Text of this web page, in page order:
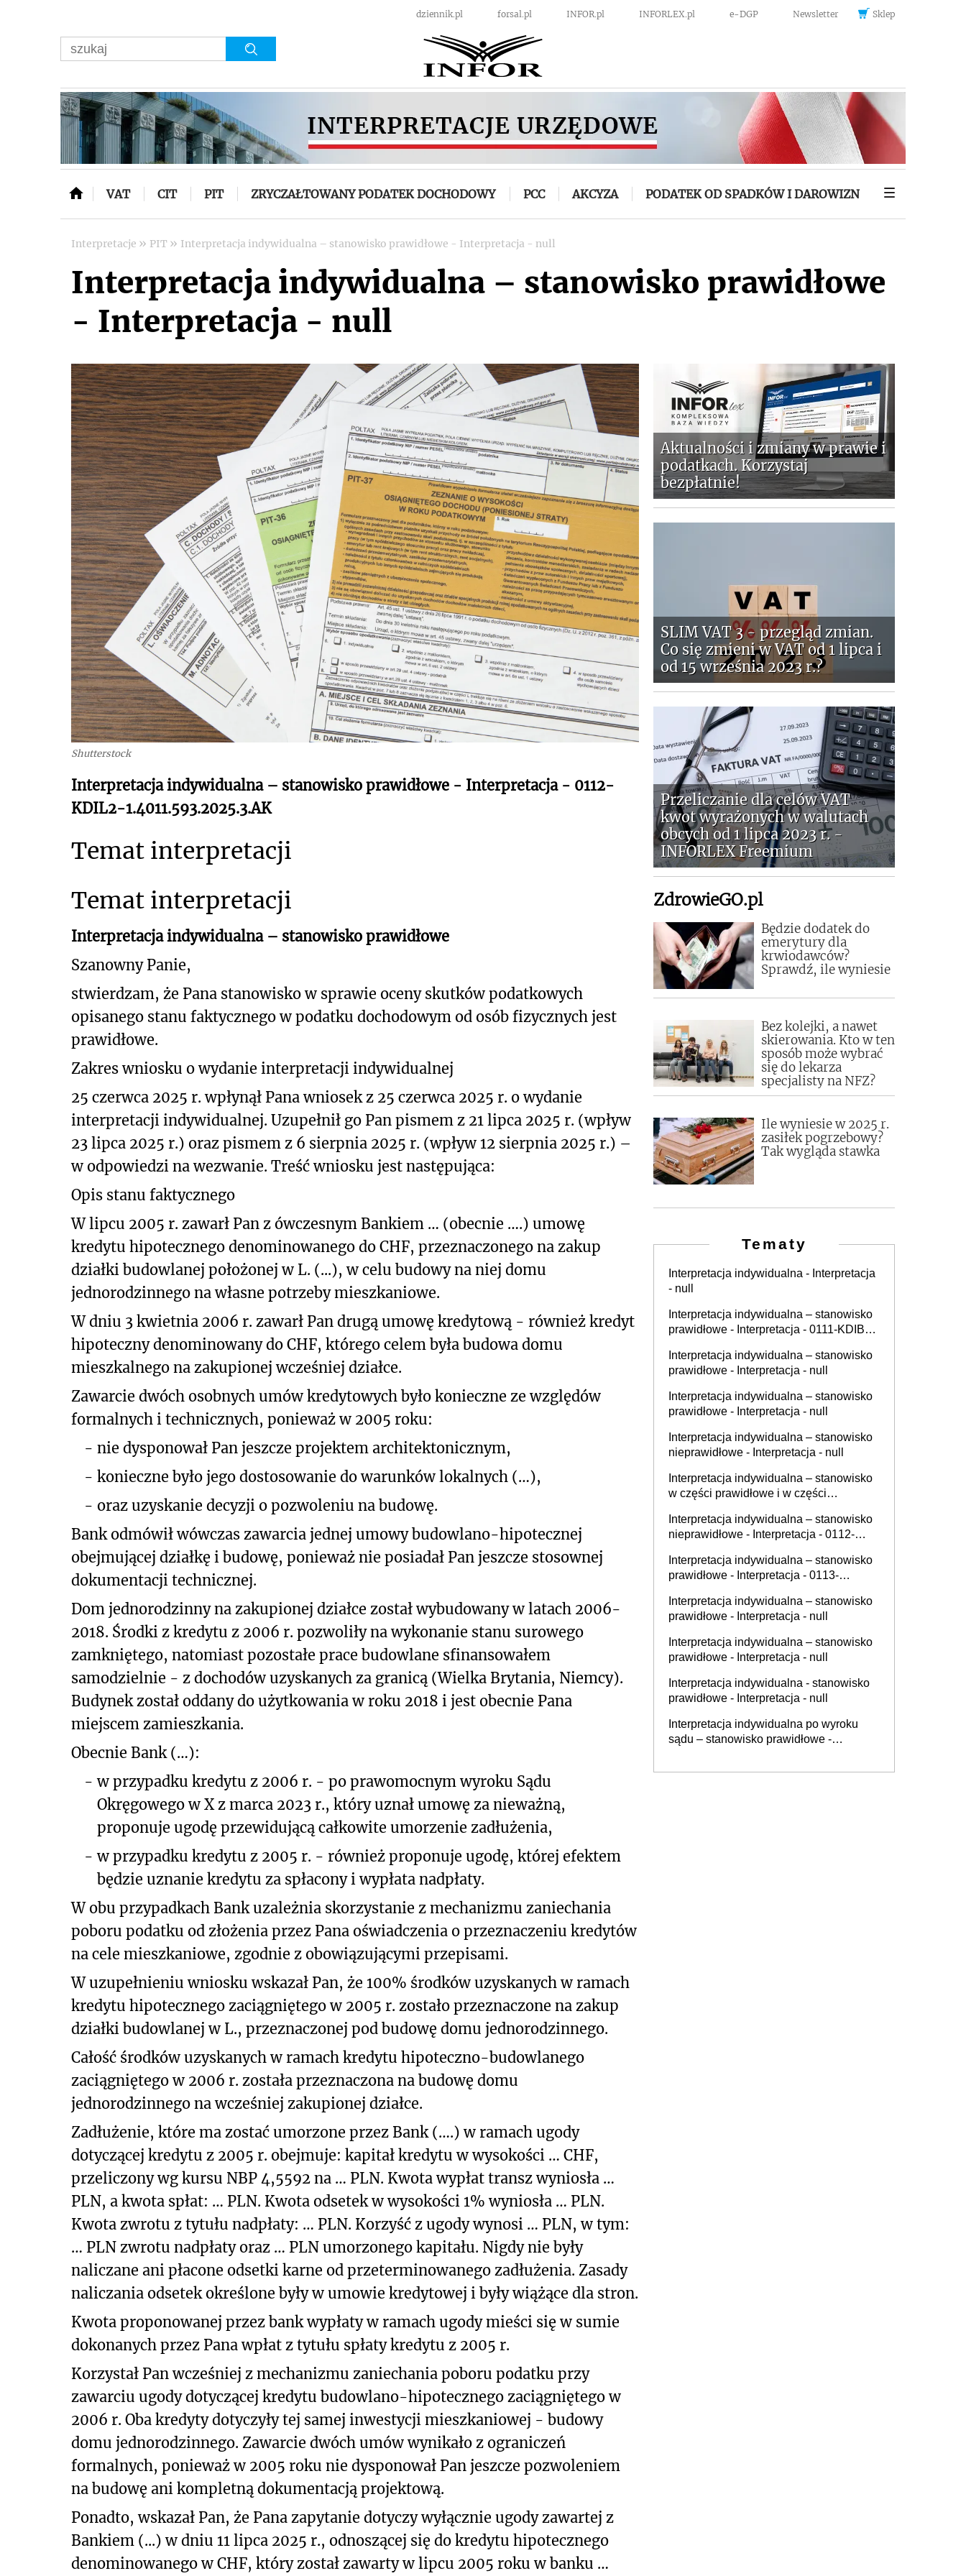
dziennik.pl forsal.pl INFOR.pl INFORLEX.pl e-DGP Newsletter Sklep
VAT CIT PIT ZRYCZAŁTOWANY PODATEK DOCHODOWY PCC AKCYZA PODATEK OD SPADKÓW I DAROWIZN
Interpretacje » PIT » Interpretacja indywidualna – stanowisko prawidłowe - Interpretacja - null
Interpretacja indywidualna – stanowisko prawidłowe
- Interpretacja - null
Shutterstock
Interpretacja indywidualna – stanowisko prawidłowe - Interpretacja - 0112-
KDIL2-1.4011.593.2025.3.AK
Temat interpretacji
Temat interpretacji
Interpretacja indywidualna – stanowisko prawidłowe
Szanowny Panie,
stwierdzam, że Pana stanowisko w sprawie oceny skutków podatkowych
opisanego stanu faktycznego w podatku dochodowym od osób fizycznych jest
prawidłowe.
Zakres wniosku o wydanie interpretacji indywidualnej
25 czerwca 2025 r. wpłynął Pana wniosek z 25 czerwca 2025 r. o wydanie
interpretacji indywidualnej. Uzupełnił go Pan pismem z 21 lipca 2025 r. (wpływ
23 lipca 2025 r.) oraz pismem z 6 sierpnia 2025 r. (wpływ 12 sierpnia 2025 r.) –
w odpowiedzi na wezwanie. Treść wniosku jest następująca:
Opis stanu faktycznego
W lipcu 2005 r. zawarł Pan z ówczesnym Bankiem … (obecnie ….) umowę
kredytu hipotecznego denominowanego do CHF, przeznaczonego na zakup
działki budowlanej położonej w L. (...), w celu budowy na niej domu
jednorodzinnego na własne potrzeby mieszkaniowe.
W dniu 3 kwietnia 2006 r. zawarł Pan drugą umowę kredytową - również kredyt
hipoteczny denominowany do CHF, którego celem była budowa domu
mieszkalnego na zakupionej wcześniej działce.
Zawarcie dwóch osobnych umów kredytowych było konieczne ze względów
formalnych i technicznych, ponieważ w 2005 roku:
- nie dysponował Pan jeszcze projektem architektonicznym,
- konieczne było jego dostosowanie do warunków lokalnych (…),
- oraz uzyskanie decyzji o pozwoleniu na budowę.
Bank odmówił wówczas zawarcia jednej umowy budowlano-hipotecznej
obejmującej działkę i budowę, ponieważ nie posiadał Pan jeszcze stosownej
dokumentacji technicznej.
Dom jednorodzinny na zakupionej działce został wybudowany w latach 2006-
2018. Środki z kredytu z 2006 r. pozwoliły na wykonanie stanu surowego
zamkniętego, natomiast pozostałe prace budowlane sfinansowałem
samodzielnie - z dochodów uzyskanych za granicą (Wielka Brytania, Niemcy).
Budynek został oddany do użytkowania w roku 2018 i jest obecnie Pana
miejscem zamieszkania.
Obecnie Bank (…):
- w przypadku kredytu z 2006 r. - po prawomocnym wyroku Sądu
Okręgowego w X z marca 2023 r., który uznał umowę za nieważną,
proponuje ugodę przewidującą całkowite umorzenie zadłużenia,
- w przypadku kredytu z 2005 r. - również proponuje ugodę, której efektem
będzie uznanie kredytu za spłacony i wypłata nadpłaty.
W obu przypadkach Bank uzależnia skorzystanie z mechanizmu zaniechania
poboru podatku od złożenia przez Pana oświadczenia o przeznaczeniu kredytów
na cele mieszkaniowe, zgodnie z obowiązującymi przepisami.
W uzupełnieniu wniosku wskazał Pan, że 100% środków uzyskanych w ramach
kredytu hipotecznego zaciągniętego w 2005 r. zostało przeznaczone na zakup
działki budowlanej w L., przeznaczonej pod budowę domu jednorodzinnego.
Całość środków uzyskanych w ramach kredytu hipoteczno-budowlanego
zaciągniętego w 2006 r. została przeznaczona na budowę domu
jednorodzinnego na wcześniej zakupionej działce.
Zadłużenie, które ma zostać umorzone przez Bank (….) w ramach ugody
dotyczącej kredytu z 2005 r. obejmuje: kapitał kredytu w wysokości … CHF,
przeliczony wg kursu NBP 4,5592 na … PLN. Kwota wypłat transz wyniosła …
PLN, a kwota spłat: … PLN. Kwota odsetek w wysokości 1% wyniosła … PLN.
Kwota zwrotu z tytułu nadpłaty: … PLN. Korzyść z ugody wynosi … PLN, w tym:
… PLN zwrotu nadpłaty oraz … PLN umorzonego kapitału. Nigdy nie były
naliczane ani płacone odsetki karne od przeterminowanego zadłużenia. Zasady
naliczania odsetek określone były w umowie kredytowej i były wiążące dla stron.
Kwota proponowanej przez bank wypłaty w ramach ugody mieści się w sumie
dokonanych przez Pana wpłat z tytułu spłaty kredytu z 2005 r.
Korzystał Pan wcześniej z mechanizmu zaniechania poboru podatku przy
zawarciu ugody dotyczącej kredytu budowlano-hipotecznego zaciągniętego w
2006 r. Oba kredyty dotyczyły tej samej inwestycji mieszkaniowej - budowy
domu jednorodzinnego. Zawarcie dwóch umów wynikało z ograniczeń
formalnych, ponieważ w 2005 roku nie dysponował Pan jeszcze pozwoleniem
na budowę ani kompletną dokumentacją projektową.
Ponadto, wskazał Pan, że Pana zapytanie dotyczy wyłącznie ugody zawartej z
Bankiem (...) w dniu 11 lipca 2025 r., odnoszącej się do kredytu hipotecznego
denominowanego w CHF, który został zawarty w lipcu 2005 roku w banku …
Aktualności i zmiany w prawie i
podatkach. Korzystaj
bezpłatnie!
SLIM VAT 3 - przegląd zmian.
Co się zmieni w VAT od 1 lipca i
od 15 września 2023 r.?
Przeliczanie dla celów VAT
kwot wyrażonych w walutach
obcych od 1 lipca 2023 r. -
INFORLEX Freemium
ZdrowieGO.pl
Będzie dodatek do
emerytury dla
krwiodawców?
Sprawdź, ile wyniesie
Bez kolejki, a nawet
skierowania. Kto w ten
sposób może wybrać
się do lekarza
specjalisty na NFZ?
Ile wyniesie w 2025 r.
zasiłek pogrzebowy?
Tak wygląda stawka
Tematy
Interpretacja indywidualna - Interpretacja
- null
Interpretacja indywidualna – stanowisko
prawidłowe - Interpretacja - 0111-KDIB3-
Interpretacja indywidualna – stanowisko
prawidłowe - Interpretacja - null
Interpretacja indywidualna – stanowisko
prawidłowe - Interpretacja - null
Interpretacja indywidualna – stanowisko
nieprawidłowe - Interpretacja - null
Interpretacja indywidualna – stanowisko
w części prawidłowe i w części
Interpretacja indywidualna – stanowisko
nieprawidłowe - Interpretacja - 0112-
Interpretacja indywidualna – stanowisko
prawidłowe - Interpretacja - 0113-
Interpretacja indywidualna – stanowisko
prawidłowe - Interpretacja - null
Interpretacja indywidualna – stanowisko
prawidłowe - Interpretacja - null
Interpretacja indywidualna - stanowisko
prawidłowe - Interpretacja - null
Interpretacja indywidualna po wyroku
sądu – stanowisko prawidłowe -